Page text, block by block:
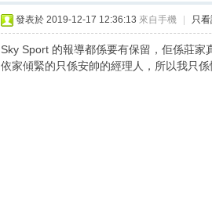
發表於 2019-12-17 12:36:13 來自手機 只
Sky Sport 的報導都係要有保留，佢係莊家
依家傾緊的只係安帥的經理人，所以我只